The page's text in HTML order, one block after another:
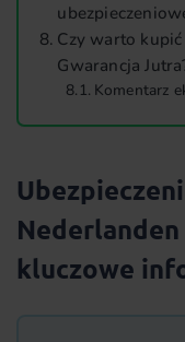
Czy warto
Gwarancja
Komentarz
kluczowe